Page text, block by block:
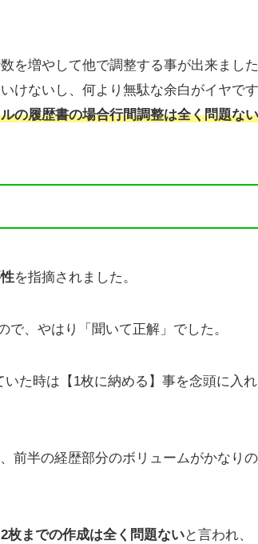
を増やして他で調整する事が出来まし
けないし、何より無駄な余白がイヤで
の履歴書の場合行間調整は全く問題ない
を指摘されました。
で、やはり「聞いて正解」でした。
た時は【1枚に納める】事を念頭に入
前半の経歴部分のボリュームがかなり
2枚までの作成は全く問題ないと言われ、